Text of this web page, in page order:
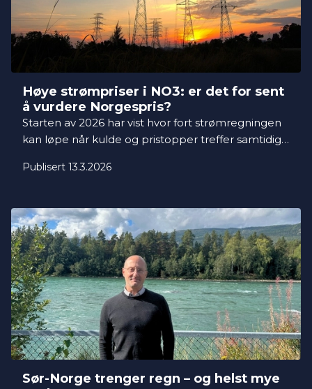
Høye strømpriser i NO3: er det for sent
å vurdere Norgespris?
Starten av 2026 har vist hvor fort strømregningen
kan løpe når kulde og pristopper treffer samtidig.
Norge har merket dette i vinter.
Publisert 13.3.2026
Sør-Norge trenger regn – og helst mye